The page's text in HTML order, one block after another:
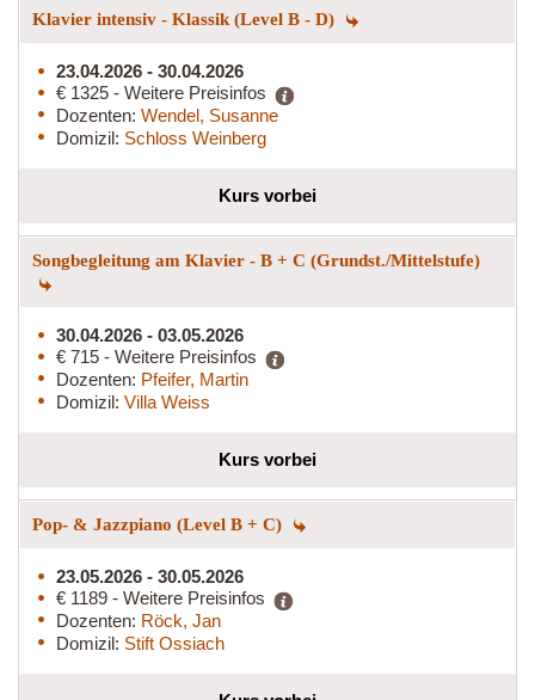
Klavier intensiv - Klassik (Level B - D)
23.04.2026 - 30.04.2026
€ 1325 - Weitere Preisinfos
Dozenten: Wendel, Susanne
Domizil: Schloss Weinberg
Kurs vorbei
Songbegleitung am Klavier - B + C (Grundst./Mittelstufe)
30.04.2026 - 03.05.2026
€ 715 - Weitere Preisinfos
Dozenten: Pfeifer, Martin
Domizil: Villa Weiss
Kurs vorbei
Pop- & Jazzpiano (Level B + C)
23.05.2026 - 30.05.2026
€ 1189 - Weitere Preisinfos
Dozenten: Röck, Jan
Domizil: Stift Ossiach